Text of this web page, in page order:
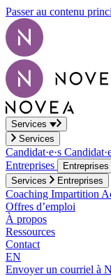
Passer au contenu
Services
Services
Candidat·e·s
Entreprises
Entreprises
Services
Entreprises
Coaching Impartition
Offres d’emploi
À propos
Ressources
Contact
EN
Envoyer un courriel à